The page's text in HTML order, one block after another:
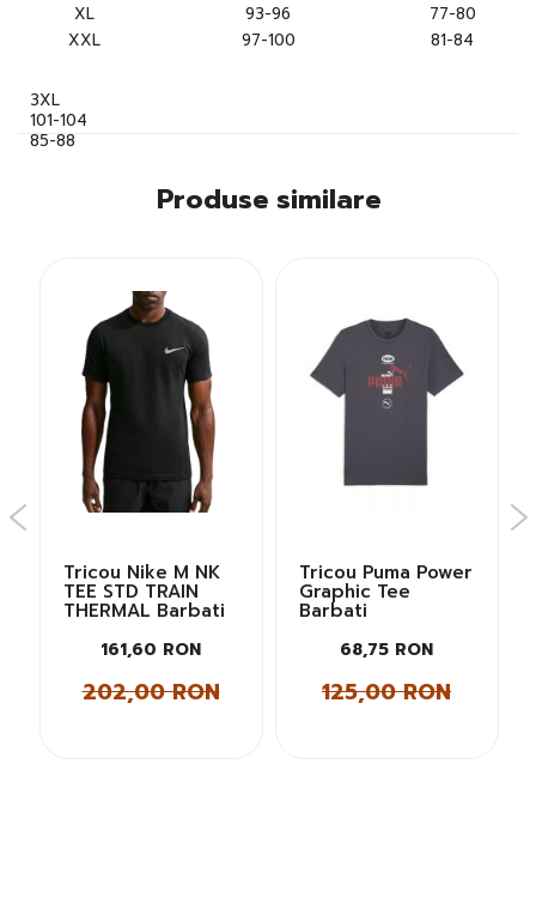
XL
93-96
77-80
XXL
97-100 81-84
3XL
101-104
85-88
Produse similare
Tricou Nike M NK
TEE STD TRAIN
THERMAL Barbati
161,60 RON
202,00 RON
Tricou Puma Power
Graphic Tee
Barbati
68,75 RON
125,00 RON